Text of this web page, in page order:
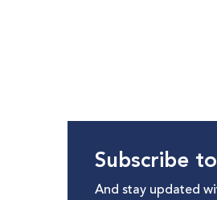
Subscribe
And stay updated